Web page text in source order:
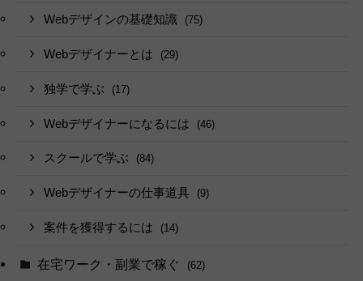
Webデザインの基礎知識 (75)
Webデザイナーとは (29)
独学で学ぶ (17)
Webデザイナーになるには (46)
スクールで学ぶ (84)
Webデザイナーの仕事道具 (9)
案件を獲得するには (14)
在宅ワーク・副業で稼ぐ (62)